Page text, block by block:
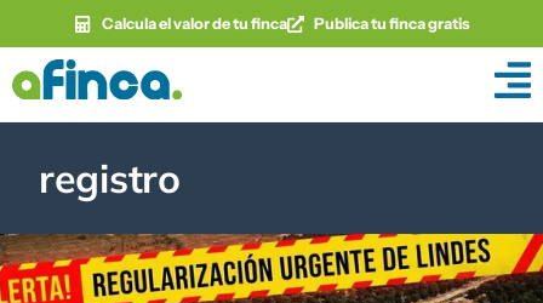
Calcula el valor de tu finca Publica tu finca gratis
registro